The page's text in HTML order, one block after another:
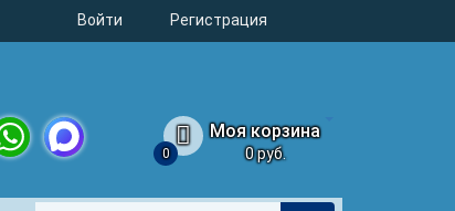
Войти Регистрация
Моя корзина
0 0 руб.